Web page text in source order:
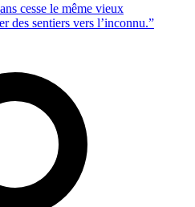
cesse le même vieux
des sentiers vers l’inconnu.”